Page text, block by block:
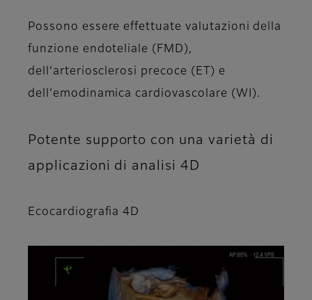
Possono essere effettuate valutazioni della
funzione endoteliale (FMD),
dell’arteriosclerosi precoce (ET) e
dell’emodinamica cardiovascolare (WI).
Potente supporto con una varietà di
applicazioni di analisi 4D
Ecocardiografia 4D